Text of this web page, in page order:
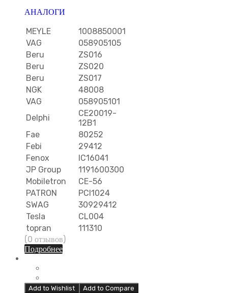
АНАЛОГИ
MEYLE
1008850001
VAG
058905105
Beru
ZS016
Beru
ZS020
Beru
ZS017
NGK
48008
VAG
058905101
Delphi
CE20019-
12B1
Fae
80252
Febi
29412
Fenox
IC16041
JP Group
1191600300
Mobiletron
CE-56
PATRON
PCI1024
SWAG
30929412
Tesla
CL004
topran
111310
(0 отзывов)
Подробнее
Add to Wishlist Add to Compare